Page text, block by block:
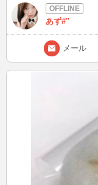
あず#''
メール